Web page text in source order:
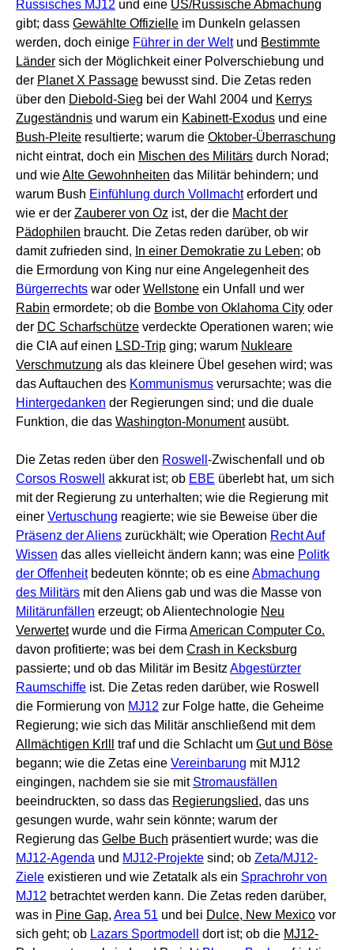
Russisches MJ12 und eine US/Russische Abmachung
gibt; dass Gewählte Offizielle im Dunkeln gelassen
werden, doch einige Führer in der Weltund Bestimmte
Länder sich der Möglichkeit einer Polverschiebung und
der Planet X Passage bewusst sind. Die Zetas reden
über den Diebold-Sieg bei der Wahl 2004 und Kerrys
Zugeständnis und warum ein Kabinett-Exodus und eine
Bush-Pleite resultierte; warum die Oktober-Überraschung
nicht eintrat, doch ein Mischen des Militärs durch Norad;
und wieAlte Gewohnheiten das Militär behindern; und
warum Bush Einfühlung durch Vollmachterfordert und
wie er der Zauberer von Oz ist, der die Macht der
Pädophilen braucht. Die Zetas reden darüber, ob wir
damit zufrieden sind, In einer Demokratie zu Leben; ob
die Ermordung von King nur eine Angelegenheit des
Bürgerrechts war oder Wellstone ein Unfall und wer
Rabin ermordete; ob die Bombe von Oklahoma City oder
der DC Scharfschütze verdeckte Operationen waren; wie
die CIA auf einen LSD-Trip ging; warum Nukleare
Verschmutzung als das kleinere Übel gesehen wird; was
das Auftauchen des Kommunismus verursachte; was die
Hintergedanken der Regierungen sind; und die duale
Funktion, die das Washington-Monumentausübt.
Die Zetas reden über den Roswell -Zwischenfall und ob
Corsos Roswell
akkurat ist; ob EBE überlebt hat, um sich
mit der Regierung zu unterhalten; wie die Regierung mit
einer Vertuschung reagierte; wie sie Beweise über die
Präsenz der Aliens zurückhält; wie Operation Recht Auf
Wissen das alles vielleicht ändern kann; was eine Politk
der Offenheitbedeuten könnte; ob es eineAbmachung
des Militärs mit den Aliens gab und was die Masse von
Militärunfällen erzeugt; ob Alientechnologie Neu
Verwertetwurde und die Firma American Computer Co.
davon profitierte; was bei dem Crash in Kecksburg
passierte; und ob das Militär im Besitz Abgestürzter
Raumschiffe ist. Die Zetas reden darüber, wie Roswell
die Formierung von MJ12 zur Folge hatte, die Geheime
Regierung; wie sich das Militär anschließend mit dem
Allmächtigen Krlll
traf und die Schlacht um Gut und Böse
begann; wie die Zetas eine Vereinbarung mit MJ12
eingingen, nachdem sie sie mit Stromausfällen
beeindruckten, so dass das Regierungslied, das uns
gesungen wurde, wahr sein könnte; warum der
Regierung das Gelbe Buch präsentiert wurde; was die
MJ12-Agenda und MJ12-Projekte sind; ob Zeta/MJ12-
Ziele existieren und wie Zetatalk als ein Sprachrohr von
MJ12 betrachtet werden kann. Die Zetas reden darüber,
was in Pine Gap, Area 51 und bei Dulce, New Mexico vor
sich geht; ob Lazars Sportmodell dort ist; ob die MJ12-